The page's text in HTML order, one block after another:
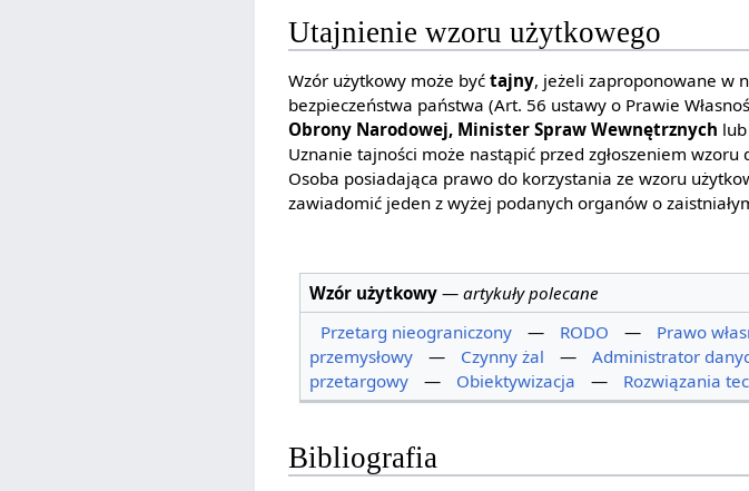
Utajnienie wzoru użytkowego
Wzór użytkowy może byćtajny, jeżeli zaproponowane w
bezpieczeństwa państwa (Art. 56 ustawy o Prawie
Obrony Narodowej, Minister Spraw Wewnętrznych
Uznanie tajności może nastąpić przed zgłoszeniem
Osoba posiadająca prawo do korzystania ze wzoru
zawiadomić jeden z wyżej podanych organów o
Wzór użytkowy— artykuły polecane
Przetarg nieograniczony
— RODO — Prawo
przemysłowy
— Czynny żal — Administrator
przetargowy
— Obiektywizacja — Rozwiązania
Bibliografia